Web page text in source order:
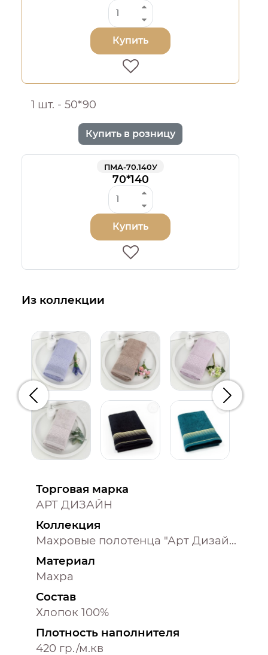
Купить
1 шт. - 50*90
Купить в розницу
ПМА-70.140У
70*140
Купить
Из коллекции
Предыдущий
Торговая марка
АРТ ДИЗАЙН
Коллекция
Махровые полотенца "Арт Дизайн" (Узбекистан)
Материал
Махра
Состав
Хлопок 100%
Плотность наполнителя
420 гр./м.кв